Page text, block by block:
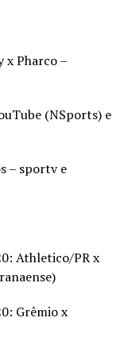
x Pharco –
(NSports) e
– sportv e
Athletico/PR x
Grêmio x